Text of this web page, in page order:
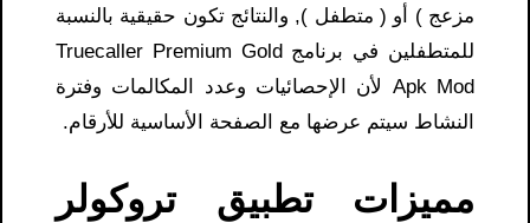
مزعج ) أو ( متطفل ), والنتائج تكون حقيقية بالنسبة
للمتطفلين في برنامج Truecaller Premium Gold
Apk Mod لأن الإحصائيات وعدد المكالمات وفترة
النشاط سيتم عرضها مع الصفحة الأساسية للأرقام.
مميزات تطبيق تروكولر